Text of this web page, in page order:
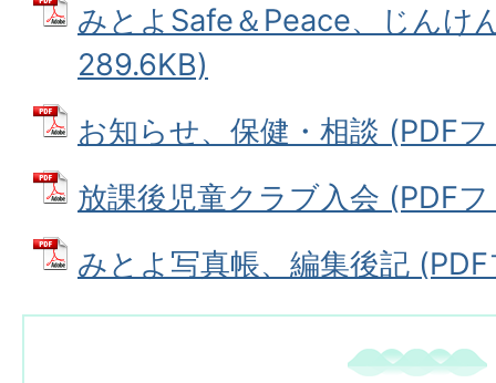
みとよSafe＆Peace、じんけ
289.6KB)
お知らせ、保健・相談 (PDF
放課後児童クラブ入会 (PDF
みとよ写真帳、編集後記